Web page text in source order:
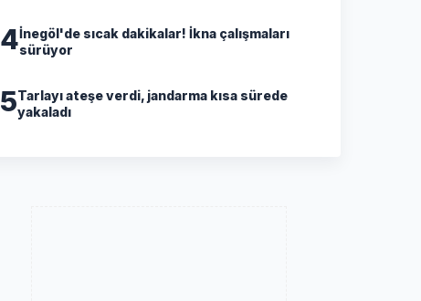
4İnegöl'de sıcak dakikalar! İkna çalışmaları
sürüyor
5Tarlayı ateşe verdi, jandarma kısa sürede
yakaladı